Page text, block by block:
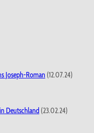
Joseph-Roman (12.07.24)
Deutschland (23.02.24)